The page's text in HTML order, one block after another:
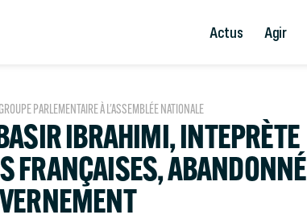
Actus Agir
PARLEMENTAIRE À L'ASSEMBLÉE NATIONALE
IBRAHIMI, INTEPRÈTE
FRANÇAISES, ABANDONNÉ